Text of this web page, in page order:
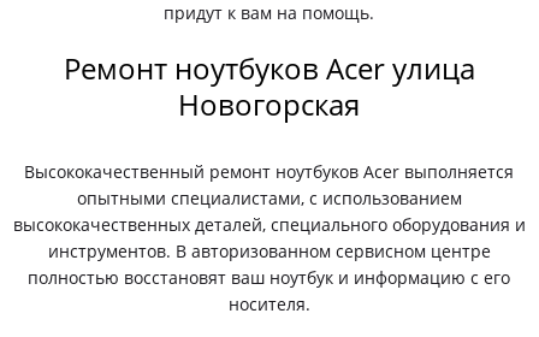
придут к вам на помощь.
Ремонт ноутбуков Acer улица
Новогорская
Высококачественный ремонт ноутбуков Acer выполняется
опытными специалистами, с использованием
высококачественных деталей, специального оборудования и
инструментов. В авторизованном сервисном центре
полностью восстановят ваш ноутбук и информацию с его
носителя.